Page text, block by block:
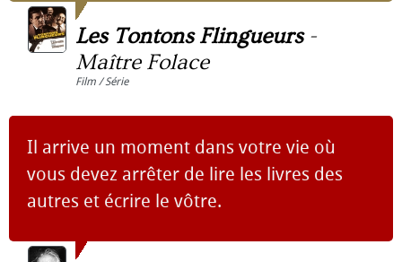
Les Tontons Flingueurs-
Maître Folace
Film / Série
Il arrive un moment dans votre vie où
vous devez arrêter de lire les livres des
autres et écrire le vôtre.